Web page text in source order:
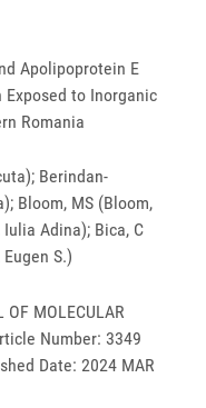
Apolipoprotein E
to Inorganic
Romania
Berindan-
Bloom, MS (Bloom,
Adina); Bica, C
S.)
OF MOLECULAR
Number: 3349
Date: 2024 MAR